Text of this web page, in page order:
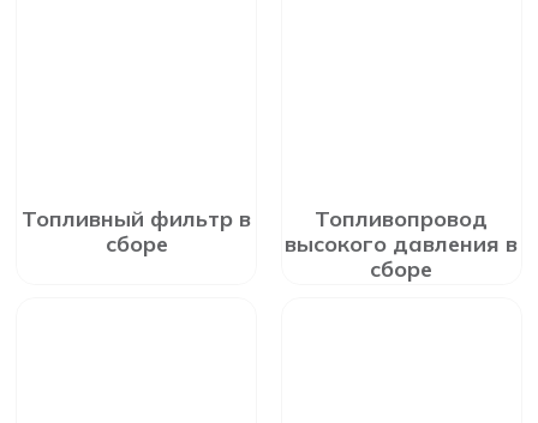
Топливный фильтр в
сборе
Топливопровод
высокого давления в
сборе